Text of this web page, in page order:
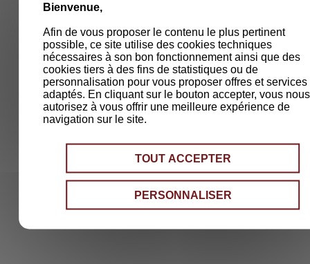
Bienvenue,
Afin de vous proposer le contenu le plus pertinent
possible, ce site utilise des cookies techniques
nécessaires à son bon fonctionnement ainsi que des
cookies tiers à des fins de statistiques ou de
personnalisation pour vous proposer offres et services
adaptés. En cliquant sur le bouton accepter, vous nous
autorisez à vous offrir une meilleure expérience de
navigation sur le site.
TOUT ACCEPTER
PERSONNALISER